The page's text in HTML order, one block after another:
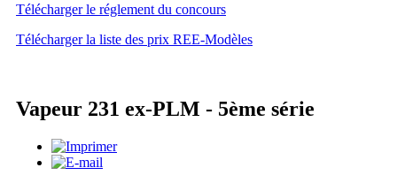
Télécharger le réglement du concours
Télécharger la liste des prix REE-Modèles
Vapeur 231 ex-PLM - 5ème série